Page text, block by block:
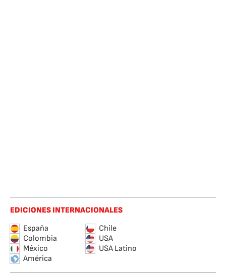
EDICIONES INTERNACIONALES
España
Chile
Colombia
USA
México
USA Latino
América